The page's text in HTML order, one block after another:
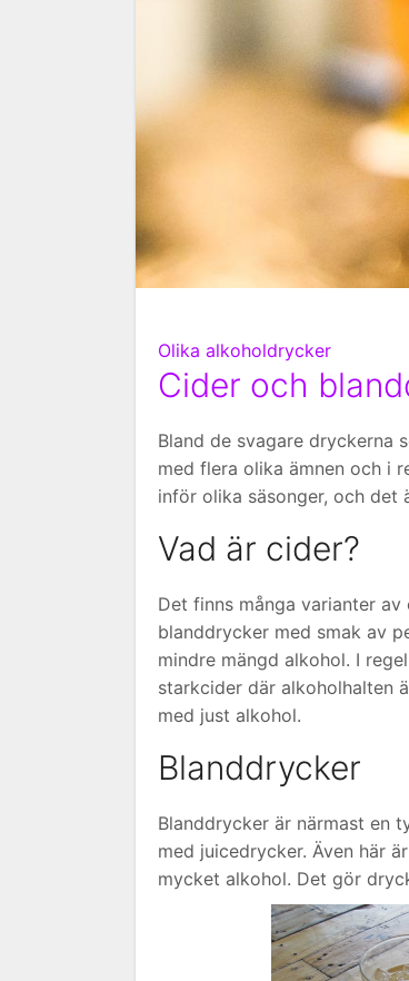
Olika alkoholdrycker
Cider och
Bland de svagare dryckerna
med flera olika ämnen och i
inför olika säsonger, och det
Vad är cider?
Det finns många varianter
blanddrycker med smak av
mindre mängd alkohol. I
starkcider där alkoholhalten
med just alkohol.
Blanddrycker
Blanddrycker är närmast en
med juicedrycker. Även här
mycket alkohol. Det gör